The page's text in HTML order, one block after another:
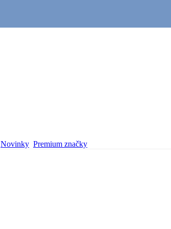
Novinky Premium značky